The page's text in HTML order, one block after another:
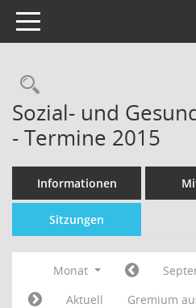
Toggle navigation
Sozial- und
- Termine 2015
Informationen
Sitzungen
Monat
Aktuell
Gremium